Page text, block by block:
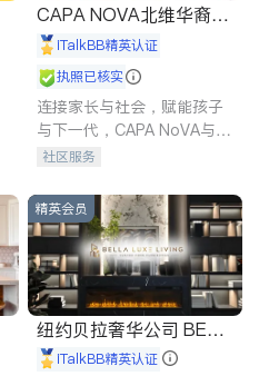
CAPA NOVA北维华裔家
长会iTalkBB精英认证
执照已核实
连接家长与社会，赋能孩子
与下一代，CAPA NoVA与您
携手建设包容、公平、充满
社区服务
精英会员
纽约贝拉奢华公司 BELL
A LUXE
iTalkBB精英认证